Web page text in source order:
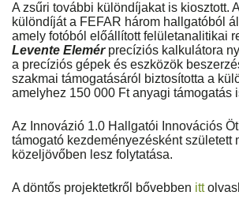
A zsűri további különdíjakat is kiosztott.
különdíját a FEFAR három hallgatóból
amely fotóból előállított felületanalitikai
Levente Elemérprecíziós kalkulátora
a precíziós gépek és eszközök
szakmai támogatásáról biztosította a
amelyhez 150 000 Ft anyagi
Az Innovázió 1.0 Hallgatói Innovációs
támogató kezdeményezésként született
közeljövőben lesz folytatása.
A döntős projektetkről bővebben itt